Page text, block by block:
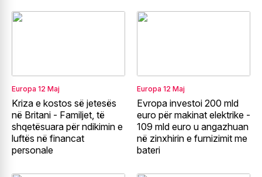
Europa 12 Maj
Kriza e kostos së jetesës
në Britani - Familjet, të
shqetësuara për ndikimin e
luftës në financat
personale
Europa 12 Maj
Evropa investoi 200 mld
euro për makinat elektrike -
109 mld euro u angazhuan
në zinxhirin e furnizimit me
bateri